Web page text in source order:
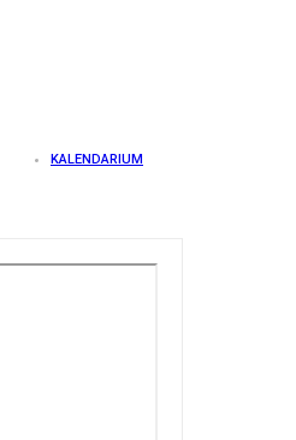
KALENDARIUM